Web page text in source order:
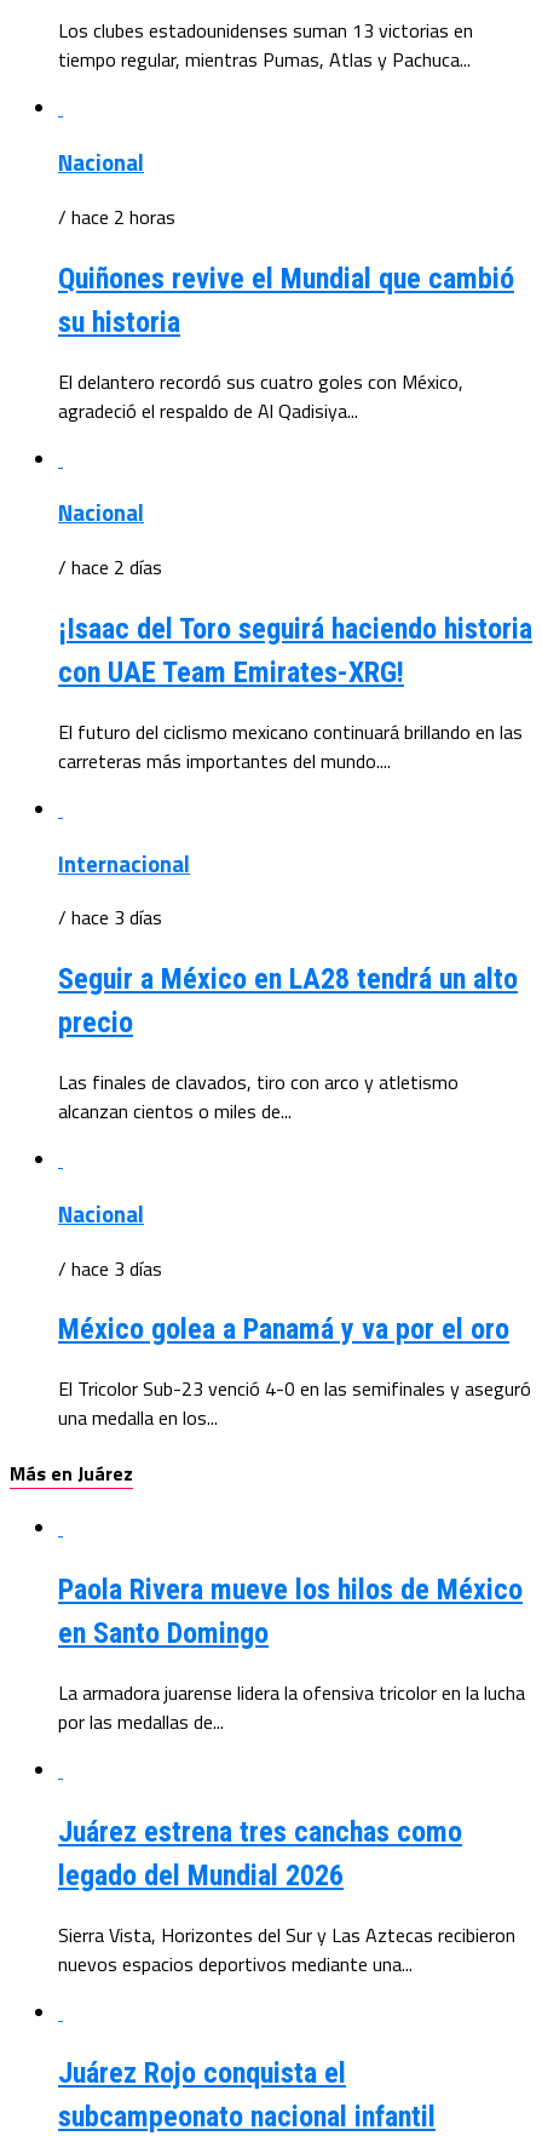
Los clubes estadounidenses suman 13 victorias en
tiempo regular, mientras Pumas, Atlas y Pachuca...
Nacional
/ hace 2 horas
Quiñones revive el Mundial que cambió
su historia
El delantero recordó sus cuatro goles con México,
agradeció el respaldo de Al Qadisiya...
Nacional
/ hace 2 días
¡Isaac del Toro seguirá haciendo historia
con UAE Team Emirates-XRG!
El futuro del ciclismo mexicano continuará brillando en las
carreteras más importantes del mundo....
Internacional
/ hace 3 días
Seguir a México en LA28 tendrá un alto
precio
Las finales de clavados, tiro con arco y atletismo
alcanzan cientos o miles de...
Nacional
/ hace 3 días
México golea a Panamá y va por el oro
El Tricolor Sub-23 venció 4-0 en las semifinales y aseguró
una medalla en los...
Más en Juárez
Paola Rivera mueve los hilos de México
en Santo Domingo
La armadora juarense lidera la ofensiva tricolor en la lucha
por las medallas de...
Juárez estrena tres canchas como
legado del Mundial 2026
Sierra Vista, Horizontes del Sur y Las Aztecas recibieron
nuevos espacios deportivos mediante una...
Juárez Rojo conquista el
subcampeonato nacional infantil